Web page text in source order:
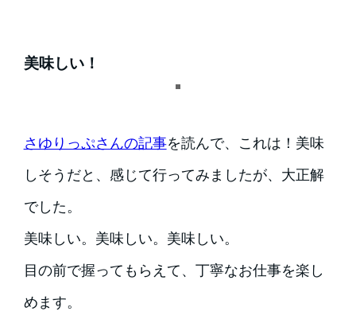
美味しい！
さゆりっぷさんの記事を読んで、これは！美味
しそうだと、感じて行ってみましたが、大正解
でした。
美味しい。美味しい。美味しい。
目の前で握ってもらえて、丁寧なお仕事を楽し
めます。